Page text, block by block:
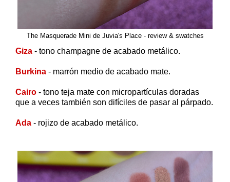
The Masquerade Mini de Juvia's Place - review & swatches
Giza - tono champagne de acabado metálico.
Burkina - marrón medio de acabado mate.
Cairo - tono teja mate con micropartículas doradas
que a veces también son difíciles de pasar al párpado.
Ada - rojizo de acabado metálico.